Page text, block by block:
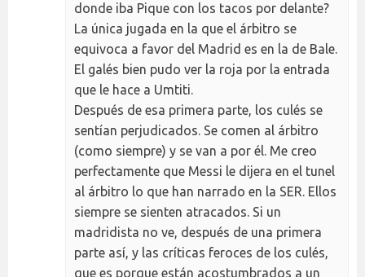
donde iba Pique con los tacos por delante?
La única jugada en la que el árbitro se
equivoca a favor del Madrid es en la de Bale.
El galés bien pudo ver la roja por la entrada
que le hace a Umtiti.
Después de esa primera parte, los culés se
sentían perjudicados. Se comen al árbitro
(como siempre) y se van a por él. Me creo
perfectamente que Messi le dijera en el tunel
al árbitro lo que han narrado en la SER. Ellos
siempre se sienten atracados. Si un
madridista no ve, después de una primera
parte así, y las críticas feroces de los culés,
que es porque están acostumbrados a un